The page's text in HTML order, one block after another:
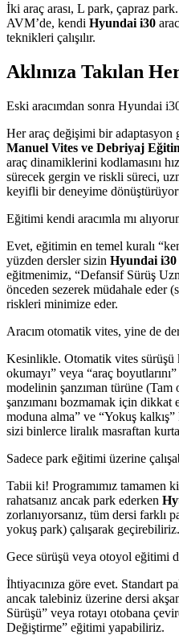
İki araç arası, L park, çapraz
AVM’de, kendi Hyundai i30
teknikleri çalışılır.
Aklınıza Takılan
Eski aracımdan sonra Hyundai
Her araç değişimi bir adaptasyon
Manuel Vites ve Debriyaj
araç dinamiklerini kodlamasını
sürecek gergin ve riskli süreci,
keyifli bir deneyime
Eğitimi kendi aracımla mı
Evet, eğitimin en temel kuralı
yüzden dersler sizin Hyundai i30
eğitmenimiz, “Defansif Sürüş
önceden sezerek müdahale eder
riskleri minimize eder.
Aracım otomatik vites, yine de
Kesinlikle. Otomatik vites sürüşü
okumayı” veya “araç
modelinin şanzıman türüne
şanzımanı bozmamak için
moduna alma” ve “Yokuş
sizi binlerce liralık masraftan
Sadece park eğitimi üzerine
Tabii ki! Programımız tamamen
rahatsanız ancak park ederken
zorlanıyorsanız, tüm dersi farklı
yokuş park) çalışarak geçirebiliriz.
Gece sürüşü veya otoyol eğitimi
İhtiyacınıza göre evet. Standart
ancak talebiniz üzerine dersi
Sürüşü” veya rotayı otobana
Değiştirme” eğitimi yapabiliriz.